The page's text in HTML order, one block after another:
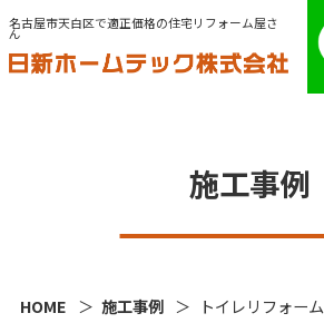
名古屋市天白区で適正価格の住宅リフォーム屋さ
ん
施工事例
HOME 施工事例 トイレリフォーム